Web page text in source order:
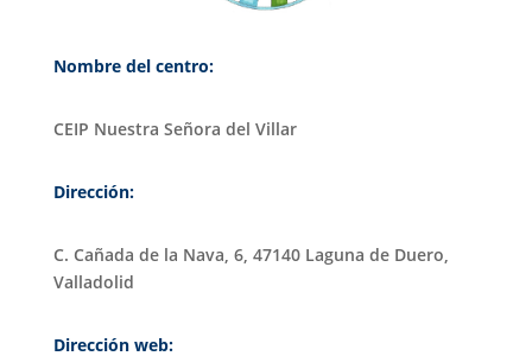
Nombre del centro:
CEIP Nuestra Señora del Villar
Dirección:
C. Cañada de la Nava, 6, 47140 Laguna de Duero,
Valladolid
Dirección web: